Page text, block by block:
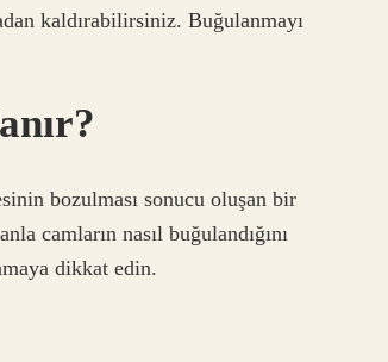
kaldırabilirsiniz. Buğulanmayı
bozulması sonucu oluşan bir
camların nasıl buğulandığını
dikkat edin.